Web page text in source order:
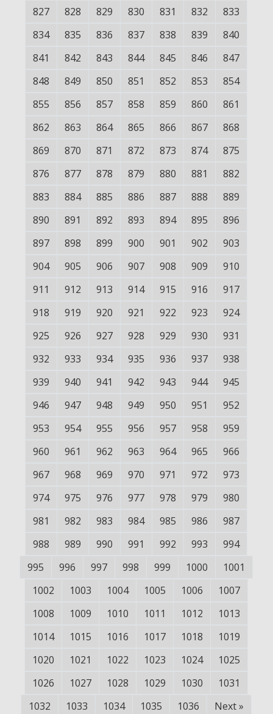
827 828 829 830 831 832
833
834
835 836 837 838 839
840
841
842 843 844 845 846
847
848
849 850 851 852 853
854
855
856 857 858 859 860
861
862
863 864 865 866 867
868
869
870 871 872 873 874
875
876
877 878 879 880 881
882
883
884 885 886 887 888
889
890
891 892 893 894 895
896
897
898 899 900 901 902
903
904
905 906 907 908 909
910
911
912 913 914 915 916
917
918
919 920 921 922 923
924
925
926 927 928 929 930
931
932
933 934 935 936 937
938
939
940 941 942 943 944
945
946
947 948 949 950 951
952
953
954 955 956 957 958
959
960
961 962 963 964 965
966
967
968 969 970 971 972
973
974
975 976 977 978 979
980
981
982 983 984 985 986
987
988
989 990 991 992 993
994
995
996 997 998 999 1000
1001
1002
1003 1004 1005 1006
1007
1008
1009 1010 1011 1012
1013
1014
1015 1016 1017 1018
1019
1020
1021 1022 1023 1024
1025
1026
1027 1028 1029 1030
1031
1032
1033 1034 1035 1036 Next»